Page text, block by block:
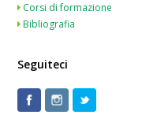
Corsi di formazione
Bibliografia
Seguiteci